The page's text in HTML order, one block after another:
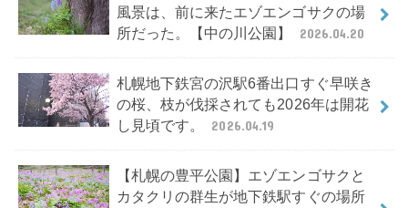
風景は、前に来たエゾエンゴサクの場
所だった。【中の川公園】
2026.04.20
札幌地下鉄宮の沢駅6番出口すぐ早咲き
の桜、枝が伐採されても2026年は開花
し見頃です。
2026.04.19
【札幌の豊平公園】エゾエンゴサクと
カタクリの群生が地下鉄駅すぐの場所